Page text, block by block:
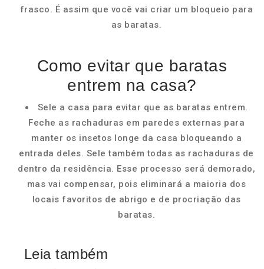
frasco. É assim que você vai criar um bloqueio para
as baratas.
Como evitar que baratas
entrem na casa?
Sele a casa para evitar que as baratas entrem.
Feche as rachaduras em paredes externas para
manter os insetos longe da casa bloqueando a
entrada deles. Sele também todas as rachaduras de
dentro da residência. Esse processo será demorado,
mas vai compensar, pois eliminará a maioria dos
locais favoritos de abrigo e de procriação das
baratas.
Leia também